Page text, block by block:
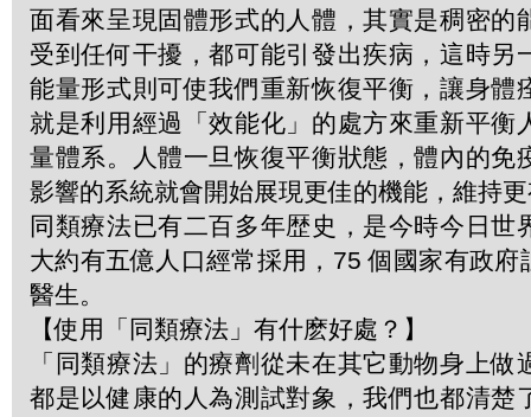
面看來呈現固體形式的人體，其實是稠密的
受到任何干擾，都可能引發出疾病，這時另
能量形式則可使我們重新恢復平衡，讓身體
就是利用經過「效能化」的處方來重新平衡
量體系。人體一旦恢復平衡狀態，體內的免
影響的系統就會開始展現更佳的機能，維持
同類療法已有二百多年歴史，是今時今日世
大約有五億人口經常採用，75 個國家有政府
醫生。
【使用「同類療法」有什麽好處？】
「同類療法」的療劑從未在其它動物身上做
都是以健康的人為測試對象，我們也都清楚